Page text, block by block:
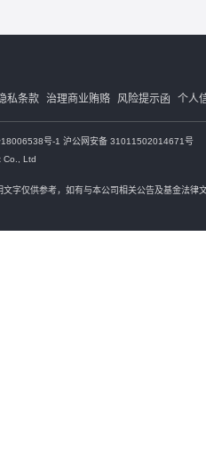
私条款 治理商业贿赂 风险提示函 个人
号-1 沪公网安备 31011502014671号
Co., Ltd
字仅供参考，如有与本公司相关公告及基金法律